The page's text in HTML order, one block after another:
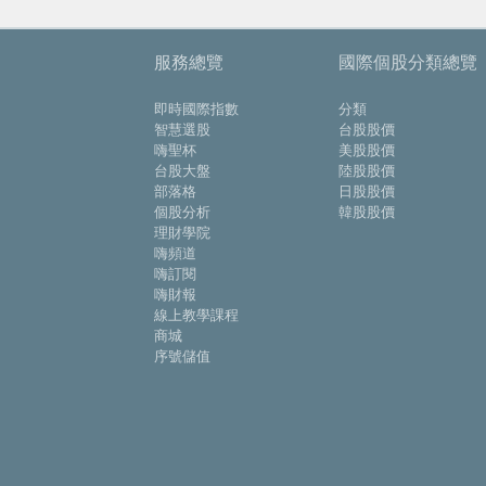
服務總覽
即時國際指數
智慧選股
嗨聖杯
台股大盤
部落格
個股分析
理財學院
嗨頻道
嗨訂閱
嗨財報
線上教學課程
商城
序號儲值
國際個股分類總覽
分類
台股股價
美股股價
陸股股價
日股股價
韓股股價